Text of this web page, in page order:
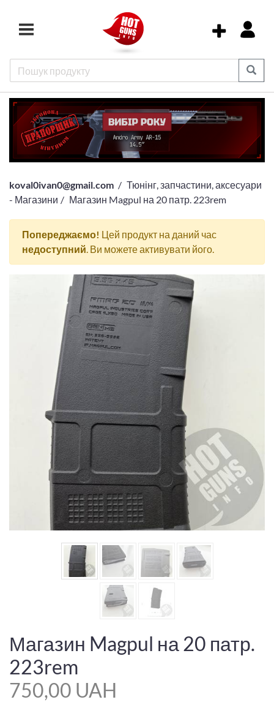
koval0ivan0@gmail.com
Тюнінг, запчастини, аксесуари
- Магазини
Магазин Magpul на 20 патр. 223rem
Попереджаємо! Цей продукт на даний час
недоступний. Ви можете активувати його.
Магазин Magpul на 20 патр.
223rem
750,00 UAH